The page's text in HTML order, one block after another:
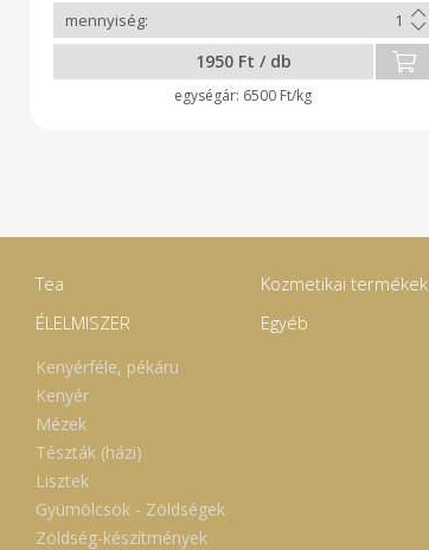
1950 Ft / db
6500 Ft/kg
Tea
ÉLELMISZER
Kenyérféle, pékáru
Kenyér
Mézek
Tészták (házi)
Lisztek
Gyümölcsök - Zöldségek
Zöldség-készítmények
Kozmetikai termékek
Egyéb